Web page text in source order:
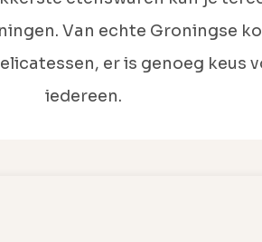
Van echte Groningse
er is genoeg keus
iedereen.